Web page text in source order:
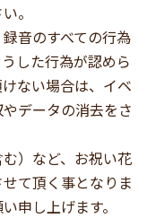
。
音のすべての行為
した行為が認めら
ない場合は、イベ
データの消去をさ
）など、お祝い花
て頂く事となりま
申し上げます。